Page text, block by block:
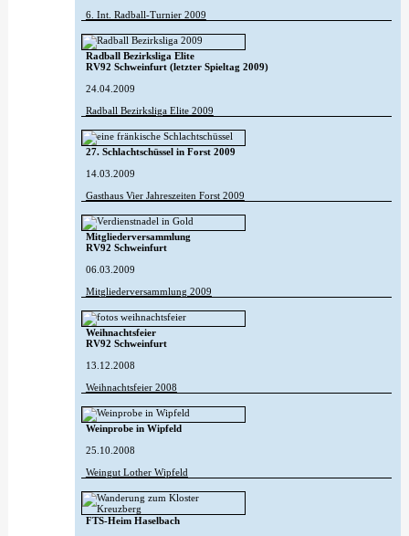
6. Int. Radball-Turnier 2009
Radball Bezirksliga Elite
RV92 Schweinfurt (letzter Spieltag 2009)
24.04.2009
Radball Bezirksliga Elite 2009
27. Schlachtschüssel in Forst 2009
14.03.2009
Gasthaus Vier Jahreszeiten Forst 2009
Mitgliederversammlung
RV92 Schweinfurt
06.03.2009
Mitgliederversammlung 2009
Weihnachtsfeier
RV92 Schweinfurt
13.12.2008
Weihnachtsfeier 2008
Weinprobe in Wipfeld
25.10.2008
Weingut Lother Wipfeld
FTS-Heim Haselbach